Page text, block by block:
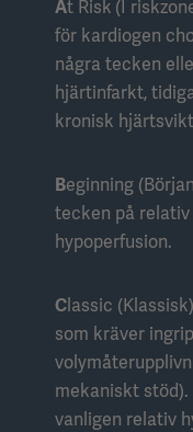
At Risk (I
för kardiogen
några tecken
hjärtinfarkt,
kronisk
Beginning
tecken på
hypoperfusion.
Classic
som kräver
mekaniskt
vanligen relativ